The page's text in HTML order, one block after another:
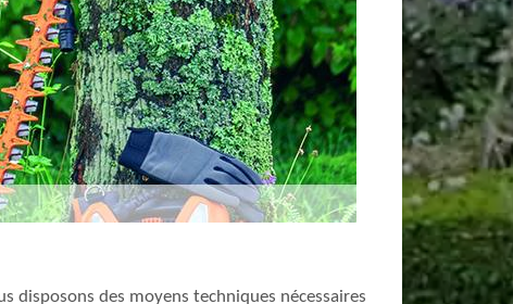
disposons des moyens techniques nécessaires